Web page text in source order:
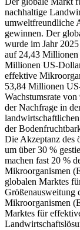
nachhaltige
umweltfreundliche
gewinnen. Der
wurde im Jahr
auf 24,43
Millionen US-
effektive
53,84 Millionen
Wachstumsrate
der Nachfrage in
der
Die Akzeptanz des
um über 30 %
machen fast 20 %
Mikroorganismen
globalen Marktes
Größenausweitung
Mikroorganismen
Marktes für